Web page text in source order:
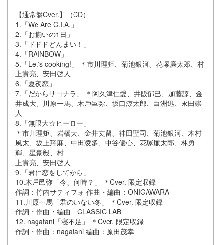
【通常盤Cver.】（CD）
1.「We Are C.I.A.」
2.「お揃いの1⽇」
3.「ドドドどんまい！」
4.「RAINBOW」
5.「Letʼs cooking!」 ＊市川理矩、菊池銀河、花塚廉太郎、村
上貴亮、安⽥啓⼈
6.「夏夜恋」
7.「だからサヨナラ」 ＊阿久津仁愛、井阪郁⺒、加藤諒、⾦
井成⼤、川原⼀⾺、⽊⼾⾢弥、坂⼝涼太郎、⽩洲迅、永⽥崇
⼈
8.「無限⼤☆ヒーロー」
＊市川理矩、岩橋⼤、⾦井丈留、神⽥聖司、菊池銀河、⽊村
⾵太、坂上翔⿇、中⽥凌多、中⾕優⼼、花塚廉太郎、林勇
輝、星豪毅、村
上貴亮、安⽥啓⼈
9.「君に恋をしてから」
10.⽊⼾⾢弥「今、何時？」 ＊Cver. 限定収録
作詞：⽵内サティフォ 作曲・編曲：ONIGAWARA
11.川原⼀⾺「君のいない冬」 ＊Cver. 限定収録
作詞・作曲・編曲：CLASSIC LAB
12. nagatani「寝不⾜」 ＊Cver. 限定収録
作詞・作曲：nagatani 編曲：原⽥茂幸